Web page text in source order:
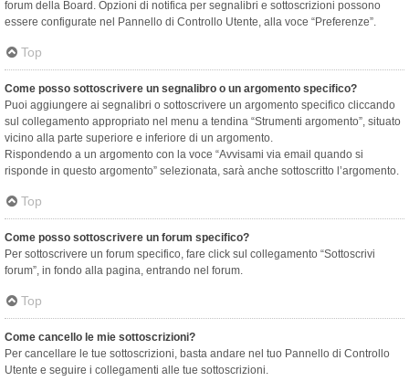
forum della Board. Opzioni di notifica per segnalibri e sottoscrizioni possono
essere configurate nel Pannello di Controllo Utente, alla voce “Preferenze”.
Top
Come posso sottoscrivere un segnalibro o un argomento specifico?
Puoi aggiungere ai segnalibri o sottoscrivere un argomento specifico cliccando
sul collegamento appropriato nel menu a tendina “Strumenti argomento”, situato
vicino alla parte superiore e inferiore di un argomento.
Rispondendo a un argomento con la voce “Avvisami via email quando si
risponde in questo argomento” selezionata, sarà anche sottoscritto l’argomento.
Top
Come posso sottoscrivere un forum specifico?
Per sottoscrivere un forum specifico, fare click sul collegamento “Sottoscrivi
forum”, in fondo alla pagina, entrando nel forum.
Top
Come cancello le mie sottoscrizioni?
Per cancellare le tue sottoscrizioni, basta andare nel tuo Pannello di Controllo
Utente e seguire i collegamenti alle tue sottoscrizioni.